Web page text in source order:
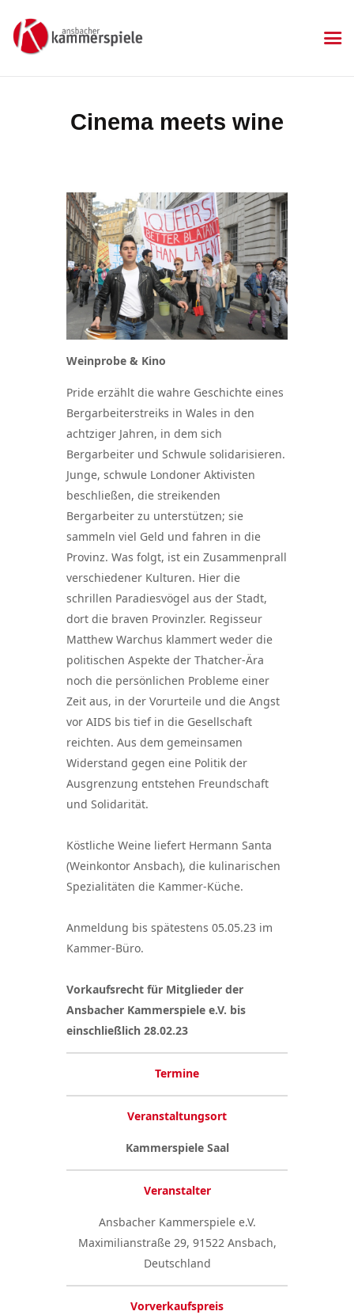
Cinema meets wine
KAMMERSPIELE
Aktuelles
Mitgliedschaft
Gastronomie
Sponsoren
Kontakt & Anfahrt
Impressum
Datenschutzerklärung
Weinprobe & Kino
Pride erzählt die wahre Geschichte eines
Bergarbeiterstreiks in Wales in den
achtziger Jahren, in dem sich
Bergarbeiter und Schwule solidarisieren.
Junge, schwule Londoner Aktivisten
beschließen, die streikenden
Bergarbeiter zu unterstützen; sie
sammeln viel Geld und fahren in die
Provinz. Was folgt, ist ein Zusammenprall
verschiedener Kulturen. Hier die
schrillen Paradiesvögel aus der Stadt,
dort die braven Provinzler. Regisseur
Matthew Warchus klammert weder die
politischen Aspekte der Thatcher-Ära
noch die persönlichen Probleme einer
Zeit aus, in der Vorurteile und die Angst
vor AIDS bis tief in die Gesellschaft
reichten. Aus dem gemeinsamen
Widerstand gegen eine Politik der
Ausgrenzung entstehen Freundschaft
und Solidarität.
Köstliche Weine liefert Hermann Santa
(Weinkontor Ansbach), die kulinarischen
Spezialitäten die Kammer-Küche.
Anmeldung bis spätestens 05.05.23 im
Kammer-Büro.
Vorkaufsrecht für Mitglieder der
Ansbacher Kammerspiele e.V. bis
einschließlich 28.02.23
Termine
Veranstaltungsort
Kammerspiele Saal
Veranstalter
Ansbacher Kammerspiele e.V.
Maximilianstraße 29, 91522 Ansbach,
Deutschland
Vorverkaufspreis